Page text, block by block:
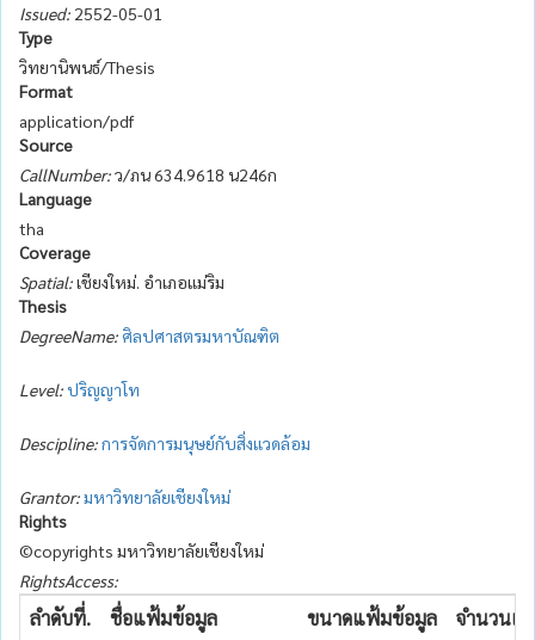
Issued: 2552-05-01
Type
วิทยานิพนธ์/Thesis
Format
application/pdf
Source
CallNumber:ว/ภน 634.9618 น246ก
Language
tha
Coverage
Spatial:เชียงใหม่. อำเภอแม่ริม
Thesis
DegreeName: ศิลปศาสตรมหาบัณฑิต
Level:ปริญญาโท
Descipline:การจัดการมนุษย์กับสิ่งแวดล้อม
Grantor:มหาวิทยาลัยเชียงใหม่
Rights
©copyrights มหาวิทยาลัยเชียงใหม่
RightsAccess:
ลำดับที่. ชื่อแฟ้มข้อมูล ขนาดแฟ้มข้อมูล
จำนวนเข้